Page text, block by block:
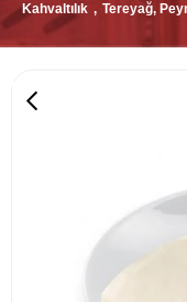
Kahvaltılık Tereyağ,